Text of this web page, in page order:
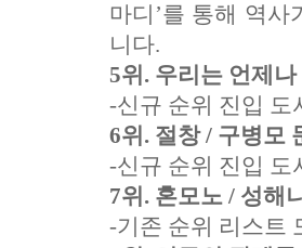
마디’를 통해 역
니다.
5위. 우리는 언제
-신규 순위 진입 도
6위. 절창 / 구병모
-신규 순위 진입 도
7위. 혼모노 / 성해
-기존 순위 리스트